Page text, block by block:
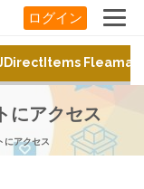
ログイン
にアクセス
アクセス